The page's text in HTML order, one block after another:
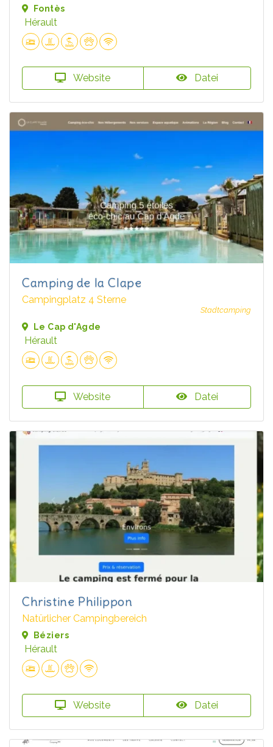
Fontès
Hérault
Website Datei
Camping de la Clape
Campingplatz 4 Sterne
Stadtcamping
Le Cap d'Agde
Hérault
Website Datei
Christine Philippon
Natürlicher Campingbereich
Béziers
Hérault
Website Datei